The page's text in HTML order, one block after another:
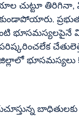
చుట్టూ తిరిగినా,
భూసమస్యలు